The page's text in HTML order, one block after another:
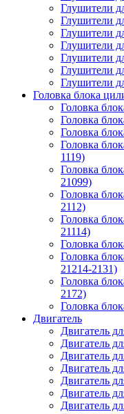
Глушители
Глушители
Глушители
Глушители
Глушители
Глушители
Глушители
Головка блока
Головка
Головка
Головка
Головка
1119)
Головка
21099)
Головка
2112)
Головка
21114)
Головка
Головка
21214-2131)
Головка
2172)
Головка
Двигатель
Двигатель
Двигатель
Двигатель
Двигатель
Двигатель
Двигатель
Двигатель